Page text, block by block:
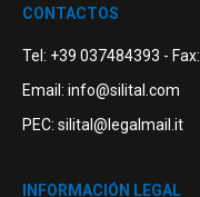
CONTACTOS
Tel: +39 037484393 - Fax:
Email: info@silital.com
PEC: silital@legalmail.it
INFORMACIÓN LEGAL